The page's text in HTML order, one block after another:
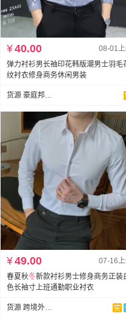
08-01
¥40.00
弹力衬衫男长袖印花韩版潮男士羽毛
纹衬衣修身商务休闲男装
货源 豪庭邦衬衫新塘店
07-16
¥49.00
春夏秋冬新款衬衫男士修身商务正装
色长袖寸上班通勤职业衬衣
货源 跨境外贸专供